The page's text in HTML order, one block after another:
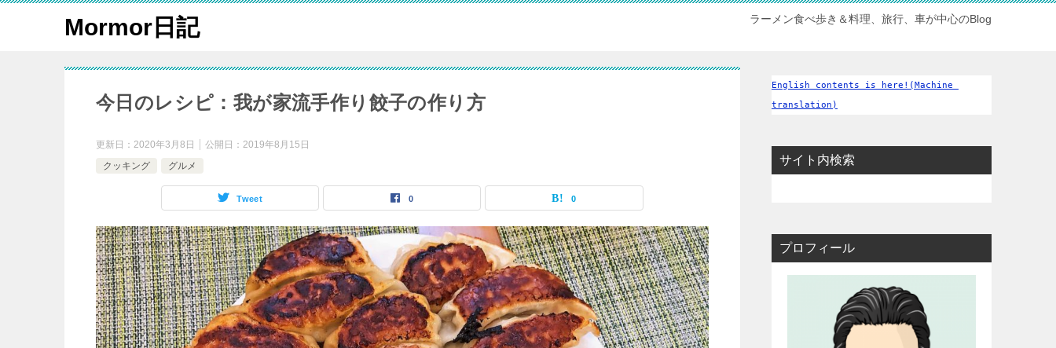
Mormor日記 ラーメン食べ歩き＆料理、旅行、車が中心のBlog
今日のレシピ：我が家流手作り餃子の作り方
更新日： 2020年3月8日 公開日： 2019年8月15日
クッキング
グルメ
Tweet 0 0
English contents is here!(Machine
translation)
サイト内検索
プロフィール